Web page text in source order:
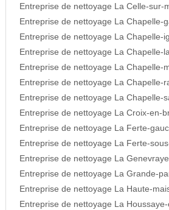
Entreprise de nettoyage La Celle-sur-
Entreprise de nettoyage La Chapelle-
Entreprise de nettoyage La Chapelle-
Entreprise de nettoyage La Chapelle-
Entreprise de nettoyage La Chapelle-
Entreprise de nettoyage La Chapelle-
Entreprise de nettoyage La Chapelle-
Entreprise de nettoyage La Croix-en-
Entreprise de nettoyage La Ferte-
Entreprise de nettoyage La Ferte-
Entreprise de nettoyage La
Entreprise de nettoyage La Grande-
Entreprise de nettoyage La Haute-
Entreprise de nettoyage La